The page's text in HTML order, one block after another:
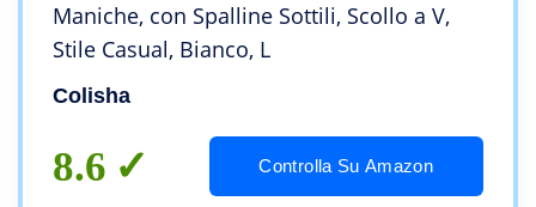
Maniche, con Spalline Sottili, Scollo a V,
Stile Casual, Bianco, L
Colisha
8.6 Controlla Su Amazon